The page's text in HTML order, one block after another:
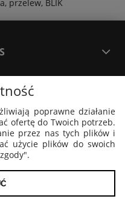
przelew, BLIK
poprawne działanie
ofertę do Twoich potrzeb.
przez nas tych plików i
użycie plików do swoich